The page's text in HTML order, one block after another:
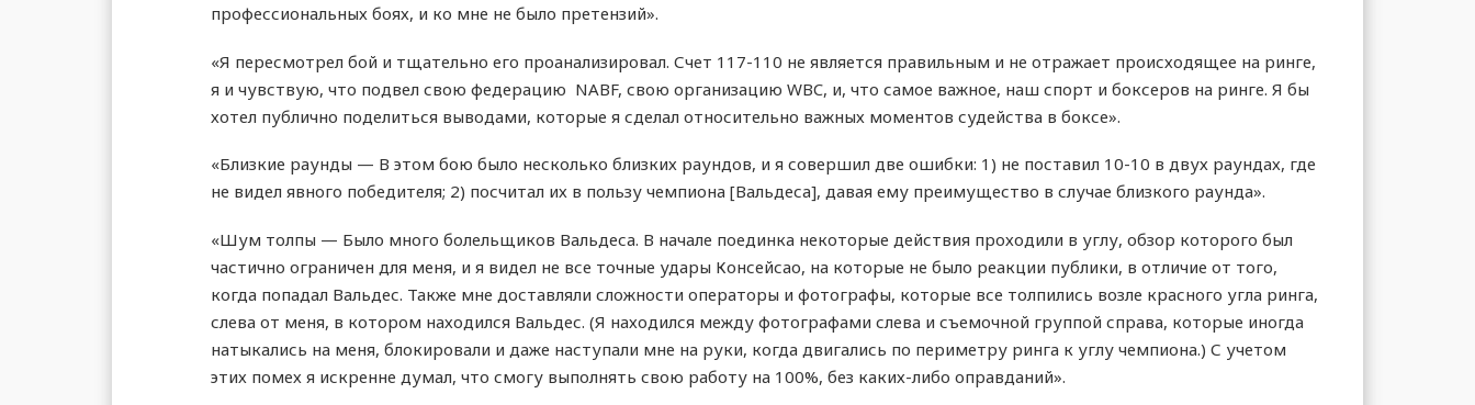
профессиональных боях, и ко мне не было претензий».
«Я пересмотрел бой и тщательно его проанализировал. Счет 117-110 не является правильным и не отражает происходящее на ринге,
я и чувствую, что подвел свою федерацию NABF, свою организацию WBC, и, что самое важное, наш спорт и боксеров на ринге. Я бы
хотел публично поделиться выводами, которые я сделал относительно важных моментов судейства в боксе».
«Близкие раунды — В этом бою было несколько близких раундов, и я совершил две ошибки: 1) не поставил 10-10 в двух раундах, где
не видел явного победителя; 2) посчитал их в пользу чемпиона [Вальдеса], давая ему преимущество в случае близкого раунда».
«Шум толпы — Было много болельщиков Вальдеса. В начале поединка некоторые действия проходили в углу, обзор которого был
частично ограничен для меня, и я видел не все точные удары Консейсао, на которые не было реакции публики, в отличие от того,
когда попадал Вальдес. Также мне доставляли сложности операторы и фотографы, которые все толпились возле красного угла ринга,
слева от меня, в котором находился Вальдес. (Я находился между фотографами слева и съемочной группой справа, которые иногда
натыкались на меня, блокировали и даже наступали мне на руки, когда двигались по периметру ринга к углу чемпиона.) С учетом
этих помех я искренне думал, что смогу выполнять свою работу на 100%, без каких-либо оправданий».